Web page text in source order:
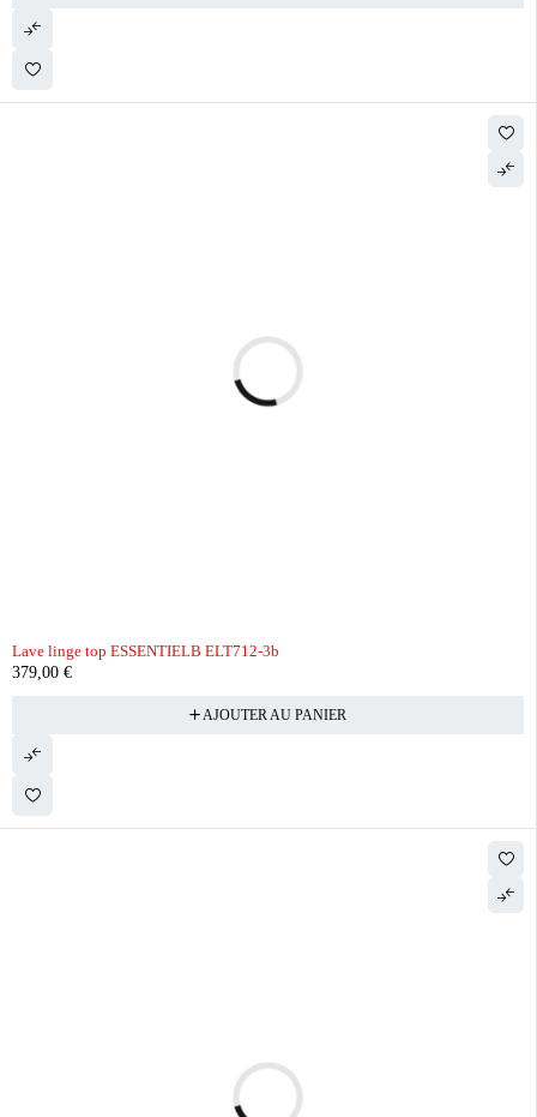
Lave linge top ESSENTIELB ELT712-3b
379,00 €
AJOUTER AU PANIER